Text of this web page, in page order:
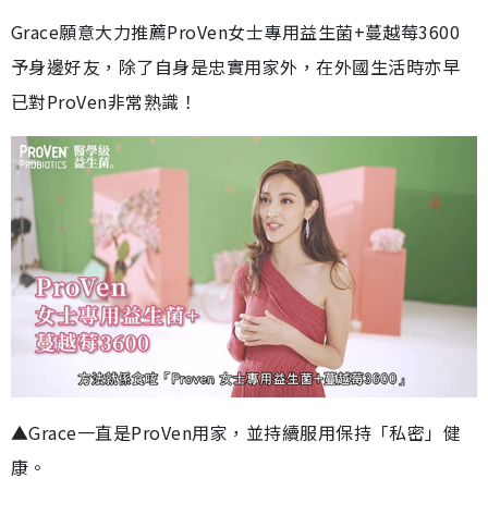
Grace願意大力推薦ProVen女士專用益生菌+蔓越莓3600
予身邊好友，除了自身是忠實用家外，在外國生活時亦早
已對ProVen非常熟識！
▲Grace一直是ProVen用家，並持續服用保持「私密」健
康。